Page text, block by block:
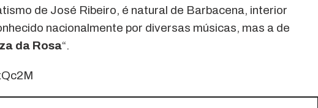
de José Ribeiro, é natural de Barbacena, interior
nacionalmente por diversas músicas, mas a de
da Rosa“.